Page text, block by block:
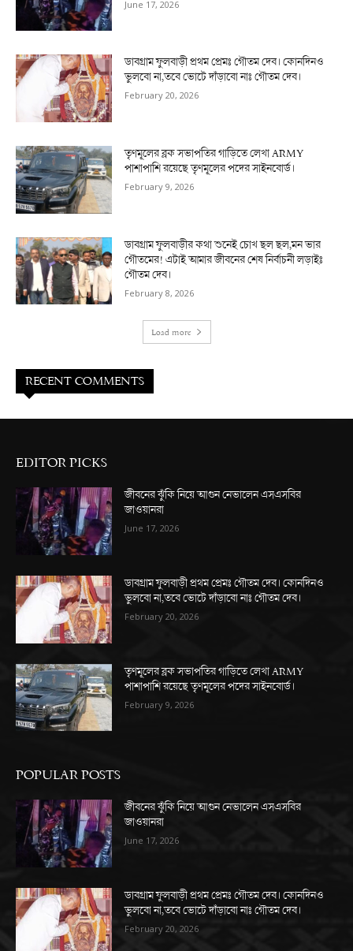
June 17, 2026
ডাবগ্রাম ফুলবাড়ী প্রথম প্রেমঃ গৌতম দেব। কোনদিনও
ভুলবো না,তবে ভোটে দাঁড়াবো নাঃ গৌতম দেব।
February 20, 2026
তৃণমূলের ব্লক সভাপতির গাড়িতে লেখা ARMY
পাশাপাশি রয়েছে তৃণমূলের পদের সাইনবোর্ড।
February 9, 2026
ডাবগ্রাম ফুলবাড়ীর কথা শুনেই চোখ ছল ছল,মন ভার
গৌতমের! এটাই আমার জীবনের শেষ নির্বাচনী লড়াইঃ
গৌতম দেব।
February 8, 2026
Load more
RECENT COMMENTS
EDITOR PICKS
জীবনের ঝুঁকি নিয়ে আগুন নেভালেন এসএসবির
জাওয়ানরা
June 17, 2026
ডাবগ্রাম ফুলবাড়ী প্রথম প্রেমঃ গৌতম দেব। কোনদিনও
ভুলবো না,তবে ভোটে দাঁড়াবো নাঃ গৌতম দেব।
February 20, 2026
তৃণমূলের ব্লক সভাপতির গাড়িতে লেখা ARMY
পাশাপাশি রয়েছে তৃণমূলের পদের সাইনবোর্ড।
February 9, 2026
POPULAR POSTS
জীবনের ঝুঁকি নিয়ে আগুন নেভালেন এসএসবির
জাওয়ানরা
June 17, 2026
ডাবগ্রাম ফুলবাড়ী প্রথম প্রেমঃ গৌতম দেব। কোনদিনও
ভুলবো না,তবে ভোটে দাঁড়াবো নাঃ গৌতম দেব।
February 20, 2026